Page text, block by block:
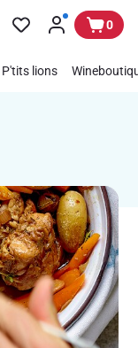
0
P'tits lions